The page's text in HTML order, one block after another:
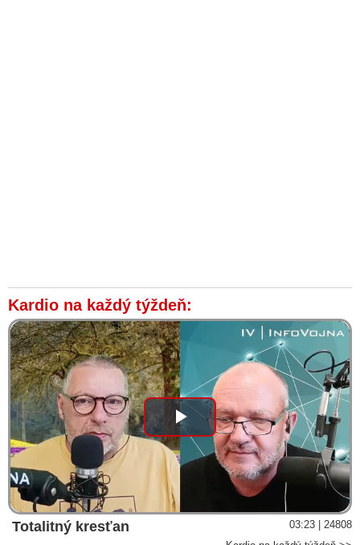
Kardio na každý týždeň:
Play
Video
Totalitný kresťan
03:23 | 24808